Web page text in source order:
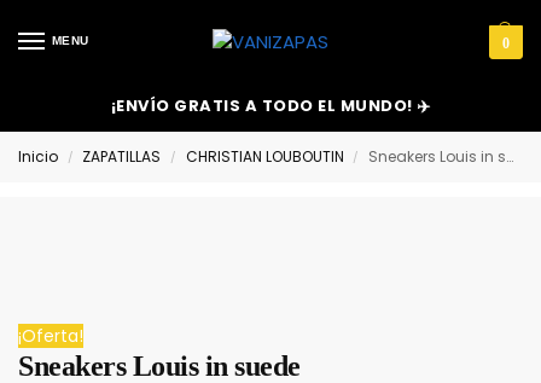
MENU 0
¡ENVÍO GRATIS A TODO EL MUNDO! ✈️
Inicio / ZAPATILLAS / CHRISTIAN LOUBOUTIN / Sneakers Louis in suede
¡Oferta!
Sneakers Louis in suede